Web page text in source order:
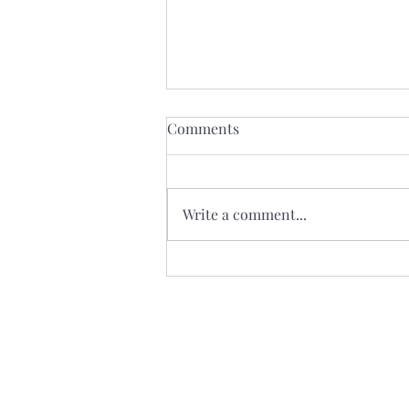
Almal wat dors is
Comments
Write a comment...